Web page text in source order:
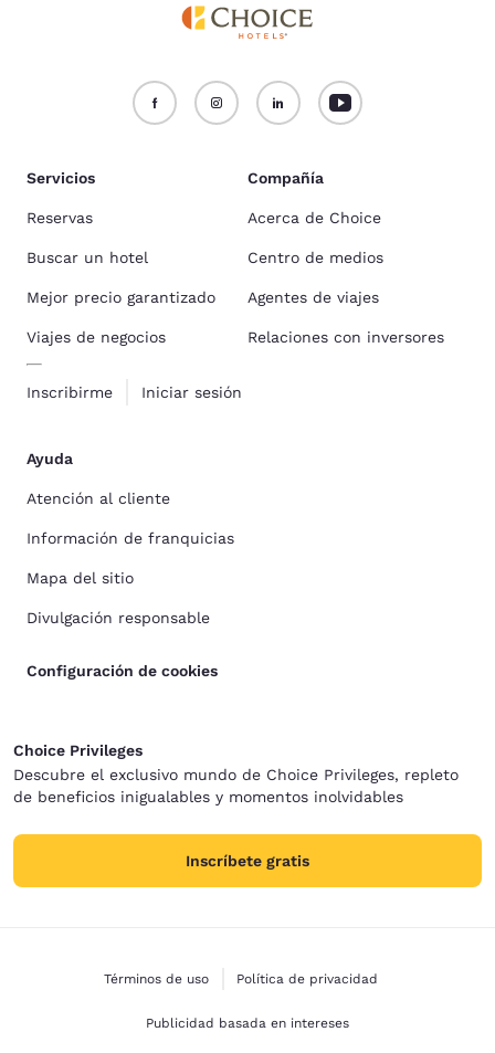
Servicios
Reservas
Buscar un hotel
Mejor precio garantizado
Viajes de negocios
Inscribirme Iniciar sesión
Compañía
Acerca de Choice
Centro de medios
Agentes de viajes
Relaciones con inversores
Ayuda
Atención al cliente
Información de franquicias
Mapa del sitio
Divulgación responsable
Configuración de cookies
Choice Privileges
Descubre el exclusivo mundo de Choice Privileges, repleto
de beneficios inigualables y momentos inolvidables
Inscríbete gratis
Términos de uso Política de privacidad
Publicidad basada en intereses